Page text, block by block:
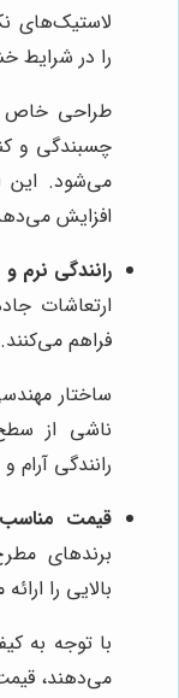
لاستیک‌های
را در شرایط
طراحی خاص
چسبندگی و
می‌شود. این
افزایش
رانندگی نرم
ارتعاشات
فراهم می‌کنند.
ساختار
ناشی از
رانندگی
قیمت
برندهای
بالایی را
با توجه به
می‌دهند،